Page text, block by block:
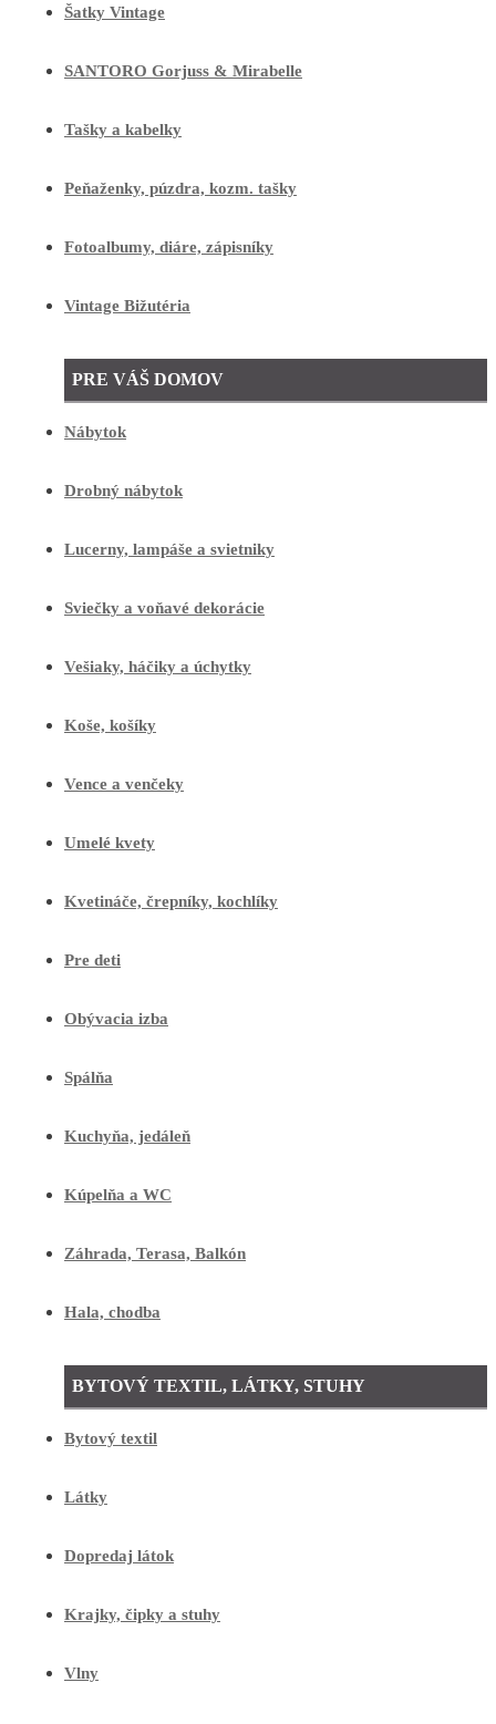
Šatky Vintage
SANTORO Gorjuss & Mirabelle
Tašky a kabelky
Peňaženky, púzdra, kozm. tašky
Fotoalbumy, diáre, zápisníky
Vintage Bižutéria
PRE VÁŠ DOMOV
Nábytok
Drobný nábytok
Lucerny, lampáše a svietniky
Sviečky a voňavé dekorácie
Vešiaky, háčiky a úchytky
Koše, košíky
Vence a venčeky
Umelé kvety
Kvetináče, črepníky, kochlíky
Pre deti
Obývacia izba
Spálňa
Kuchyňa, jedáleň
Kúpelňa a WC
Záhrada, Terasa, Balkón
Hala, chodba
BYTOVÝ TEXTIL, LÁTKY, STUHY
Bytový textil
Látky
Dopredaj látok
Krajky, čipky a stuhy
Vlny